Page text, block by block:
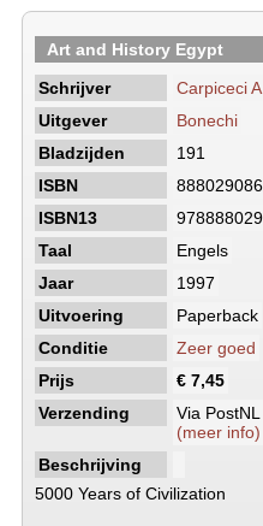
Art and History Egypt
Schrijver
Carpiceci
Uitgever
Bonechi
Bladzijden
191
ISBN
ISBN13
Taal
Engels
Jaar
1997
Uitvoering
Paperback
Conditie
Zeer goed
Prijs
€ 7,45
Verzending
Via
(meer info)
Beschrijving
5000 Years of Civilization